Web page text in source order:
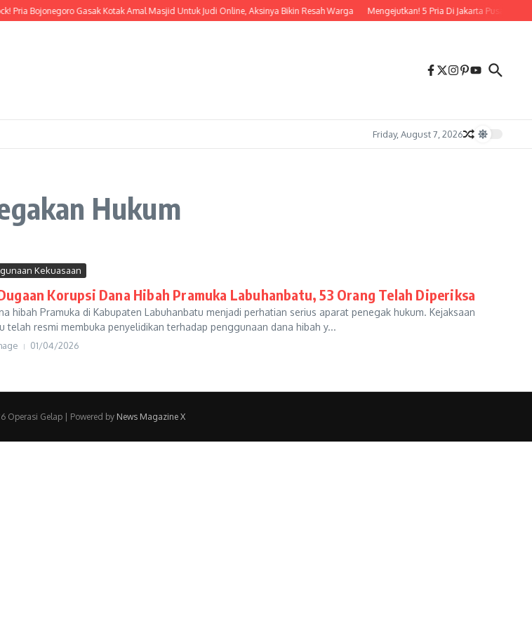
Pria Bojonegoro Gasak Kotak Amal Masjid Untuk Judi Online, Aksinya Bikin Resah Warga Mengejutkan! 5 Pria Di Jakarta Pusat
Friday, August 7, 2026
Hukum
Kekuasaan
Korupsi Dana Hibah Pramuka Labuhanbatu, 53 Orang Telah Diperiksa
hibah Pramuka di Kabupaten Labuhanbatu menjadi perhatian serius aparat penegak hukum. Kejaksaan
telah resmi membuka penyelidikan terhadap penggunaan dana hibah y...
01/04/2026
Operasi Gelap | Powered by News Magazine X